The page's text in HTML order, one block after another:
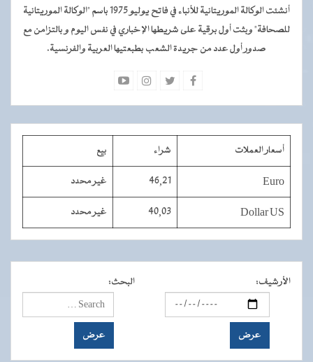
أنشئت الوكالة الموريتانية للأنباء في فاتح يوليو 1975 باسم "الوكالة الموريتانية
للصحافة" وبثت أول برقية على شريطها الإخباري في نفس اليوم و بالتزامن مع
صدور أول عدد من جريدة الشعب بطبعتيها العربية والفرنسية.
أسعار العملات شراء بيع
Euro
46,21 غير محدد
Dollar US
40,03 غير محدد
الأرشيف: البحث: